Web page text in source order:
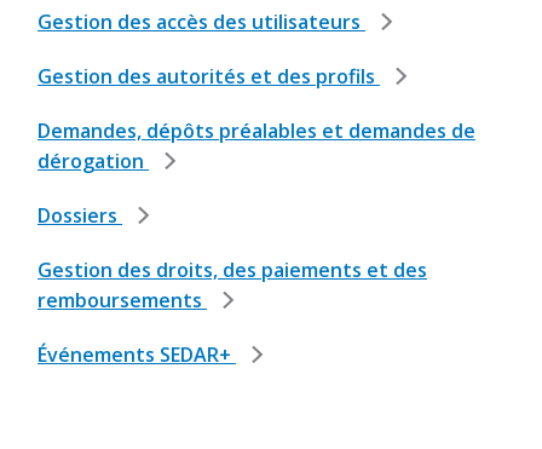
Gestion des accès des utilisateurs
Gestion des autorités et des profils
Demandes, dépôts préalables et demandes de
dérogation
Dossiers
Gestion des droits, des paiements et des
remboursements
Événements SEDAR+